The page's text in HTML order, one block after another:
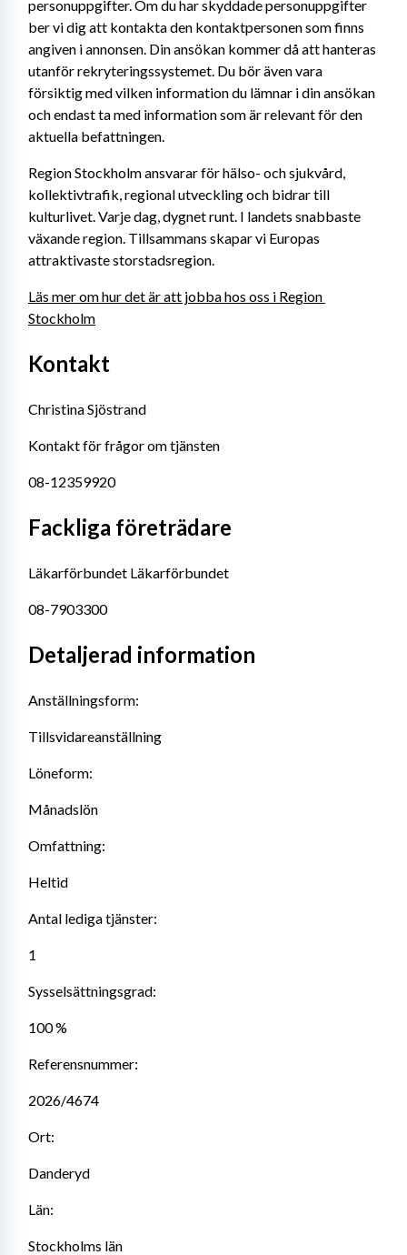
personuppgifter. Om du har skyddade personuppgifter
ber vi dig att kontakta den kontaktpersonen som finns
angiven i annonsen. Din ansökan kommer då att hanteras
utanför rekryteringssystemet. Du bör även vara
försiktig med vilken information du lämnar i din ansökan
och endast ta med information som är relevant för den
aktuella befattningen.
Region Stockholm ansvarar för hälso- och sjukvård,
kollektivtrafik, regional utveckling och bidrar till
kulturlivet. Varje dag, dygnet runt. I landets snabbaste
växande region. Tillsammans skapar vi Europas
attraktivaste storstadsregion.
Läs mer om hur det är att jobba hos oss i Region
Stockholm
Kontakt
Christina Sjöstrand
Kontakt för frågor om tjänsten
08-12359920
Fackliga företrädare
Läkarförbundet Läkarförbundet
08-7903300
Detaljerad information
Anställningsform:
Tillsvidareanställning
Löneform:
Månadslön
Omfattning:
Heltid
Antal lediga tjänster:
1
Sysselsättningsgrad:
100 %
Referensnummer:
2026/4674
Ort:
Danderyd
Län:
Stockholms län